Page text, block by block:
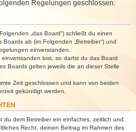
Regelungen geschlossen:
„das Board“) schließt du einen
ab (im Folgenden „Betreiber“) und
einverstanden.
bist, so darfst du das Board
Boards gelten jeweils die an dieser Stelle
Zeit geschlossen und kann von beiden
gekündigt werden.
du dem Betreiber ein einfaches, zeitlich und
Recht, deinen Beitrag im Rahmen des